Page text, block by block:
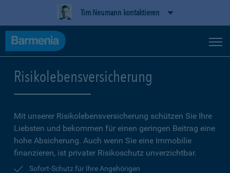
Tim Neumann kontaktieren
Risikolebensversicherung
Mit unserer Risikolebensversicherung schützen Sie Ihre
Liebsten und bekommen für einen geringen Beitrag eine
hohe Ab­sicherung. Auch wenn Sie eine Immobilie
finanzieren, ist privater Risikoschutz unverzichtbar.
Sofort-Schutz für Ihre Angehörigen